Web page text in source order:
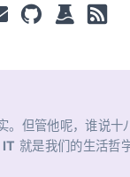
但管他呢，谁说
IT 就是我们的生活哲